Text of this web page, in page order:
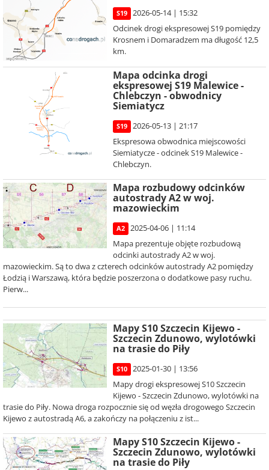
S19
2026-05-14 | 15:32
Odcinek drogi ekspresowej S19 pomiędzy
Krosnem i Domaradzem ma długość 12,5
km.
Mapa odcinka drogi
ekspresowej S19 Malewice -
Chlebczyn - obwodnicy
Siemiatycz
S19
2026-05-13 | 21:17
Ekspresowa obwodnica miejscowości
Siemiatycze - odcinek S19 Malewice -
Chlebczyn.
Mapa rozbudowy odcinków
autostrady A2 w woj.
mazowieckim
A2
2025-04-06 | 11:14
Mapa prezentuje objęte rozbudową
odcinki autostrady A2 w woj.
mazowieckim. Są to dwa z czterech odcinków autostrady A2 pomiędzy
Łodzią i Warszawą, która będzie poszerzona o dodatkowe pasy ruchu.
Pierw...
Mapy S10 Szczecin Kijewo -
Szczecin Zdunowo, wylotówki
na trasie do Piły
S10
2025-01-30 | 13:56
Mapy drogi ekspresowej S10 Szczecin
Kijewo - Szczecin Zdunowo, wylotówki na
trasie do Piły. Nowa droga rozpocznie się od węzła drogowego Szczecin
Kijewo z autostradą A6, a zakończy na połączeniu z ist...
Mapy S10 Szczecin Kijewo -
Szczecin Zdunowo, wylotówki
na trasie do Piły